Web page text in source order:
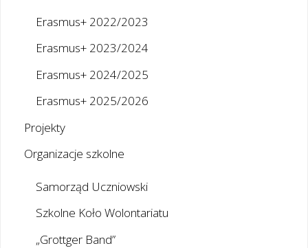
Erasmus+ 2022/2023
Erasmus+ 2023/2024
Erasmus+ 2024/2025
Erasmus+ 2025/2026
Projekty
Organizacje szkolne
Samorząd Uczniowski
Szkolne Koło Wolontariatu
„Grottger Band”